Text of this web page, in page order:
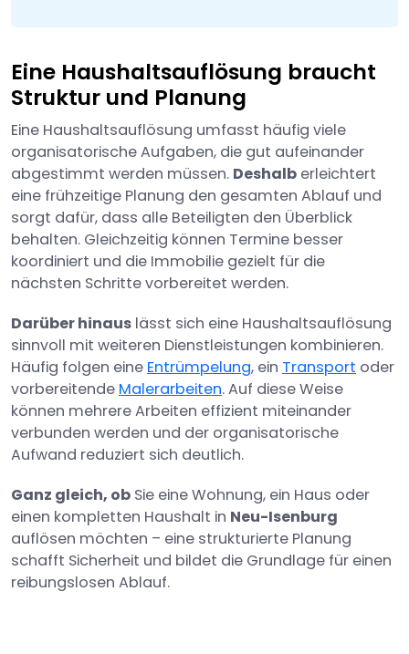
Eine Haushaltsauflösung braucht
Struktur und Planung
Eine Haushaltsauflösung umfasst häufig viele
organisatorische Aufgaben, die gut aufeinander
abgestimmt werden müssen. Deshalb erleichtert
eine frühzeitige Planung den gesamten Ablauf und
sorgt dafür, dass alle Beteiligten den Überblick
behalten. Gleichzeitig können Termine besser
koordiniert und die Immobilie gezielt für die
nächsten Schritte vorbereitet werden.
Darüber hinaus lässt sich eine Haushaltsauflösung
sinnvoll mit weiteren Dienstleistungen kombinieren.
Häufig folgen eine Entrümpelung, ein Transport oder
vorbereitende Malerarbeiten. Auf diese Weise
können mehrere Arbeiten effizient miteinander
verbunden werden und der organisatorische
Aufwand reduziert sich deutlich.
Ganz gleich, ob Sie eine Wohnung, ein Haus oder
einen kompletten Haushalt in Neu-Isenburg
auflösen möchten – eine strukturierte Planung
schafft Sicherheit und bildet die Grundlage für einen
reibungslosen Ablauf.